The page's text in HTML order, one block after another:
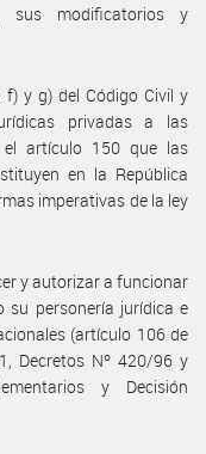
sus modificatorios y
y g) del Código Civil y
privadas a las
el artículo 150 que las
en la República
imperativas de la ley
y autorizar a funcionar
su personería jurídica e
(artículo 106 de
Decretos Nº 420/96 y
y Decisión